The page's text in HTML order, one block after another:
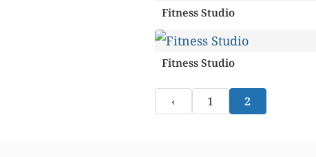
Fitness Studio
Fitness Studio
‹ 1 2